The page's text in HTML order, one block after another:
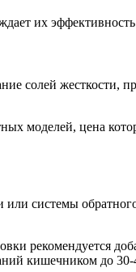
их
солей жесткости,
моделей, цена
или системы
рекомендуется
кишечником до 30-